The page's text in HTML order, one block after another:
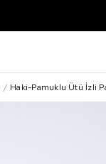
Haki-Pamuklu Ütü İzli